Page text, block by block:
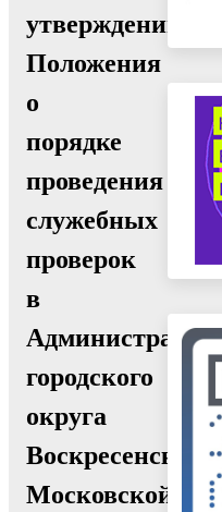
утверждении
Положения
о
порядке
проведения
служебных
проверок
в
Администрации
городского
округа
Воскресенск
Московской